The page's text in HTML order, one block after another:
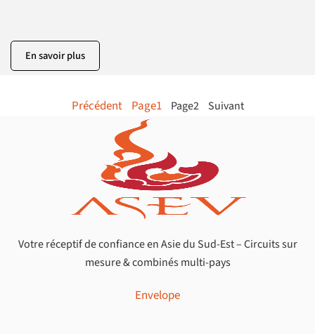
En savoir plus
Précédent Page1 Page2 Suivant
Votre réceptif de confiance en Asie du Sud-Est – Circuits sur
mesure & combinés multi-pays
Envelope